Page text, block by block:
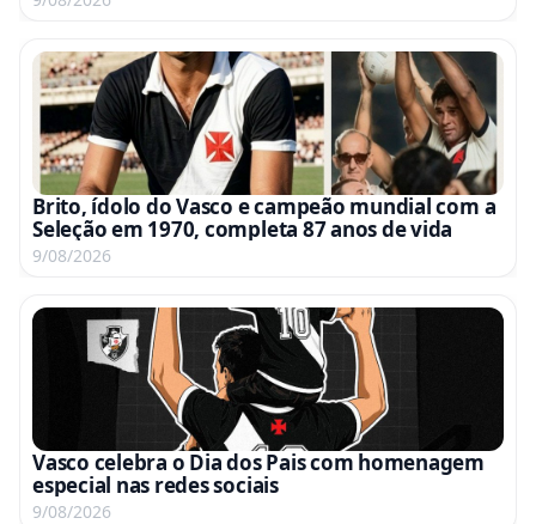
Brito, ídolo do Vasco e campeão mundial com a
Seleção em 1970, completa 87 anos de vida
9/08/2026
Vasco celebra o Dia dos Pais com homenagem
especial nas redes sociais
9/08/2026